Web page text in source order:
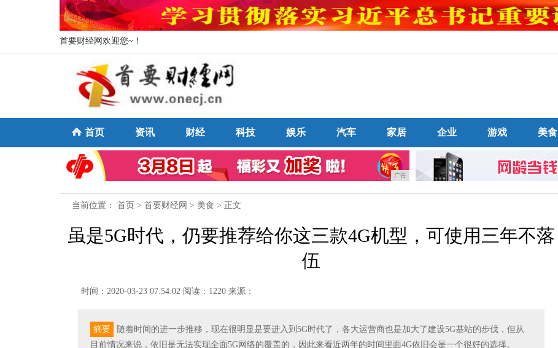
首要财经网欢迎您~！
首页 资讯 财经 科技 娱乐 汽车 家居 企业 游戏 美食
广告
当前位置： 首页 > 首要财经网 > 美食 > 正文
虽是5G时代，仍要推荐给你这三款4G机型，可使用三年不落
伍
时间：2020-03-23 07:54:02 阅读：1220 来源：
摘要
随着时间的进一步推移，现在很明显是要进入到5G时代了，各大运营商也是加大了建设5G基站的步伐，但从
目前情况来说，依旧是无法实现全面5G网络的覆盖的，因此来看近两年的时间里面4G依旧会是一个很好的选择。